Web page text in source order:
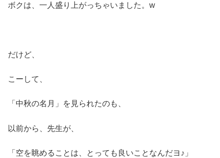
ボクは、一人盛り上がっちゃいました。w
だけど、
こーして、
「中秋の名月」を見られたのも、
以前から、先生が、
「空を眺めることは、とっても良いことなんだヨ♪」